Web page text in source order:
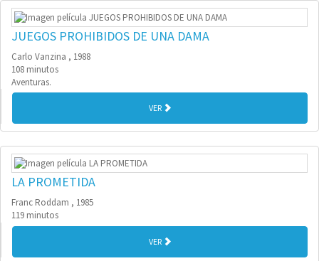
JUEGOS PROHIBIDOS DE UNA DAMA
Carlo Vanzina , 1988
108 minutos
Aventuras.
VER
LA PROMETIDA
Franc Roddam , 1985
119 minutos
VER